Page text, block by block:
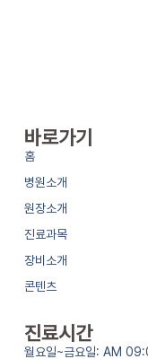
바로가기
홈
병원소개
원장소개
진료과목
장비소개
콘텐츠
진료시간
월요일~금요일: AM